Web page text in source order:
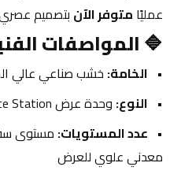
عمليًا متوفر الآن بتصميم
🔷 المواصفات
الخامة: خشب صناعي عالي
النوع: وحدة عرض Produce Station كبيرة
عدد المستويات:
معدني علوي للعرض